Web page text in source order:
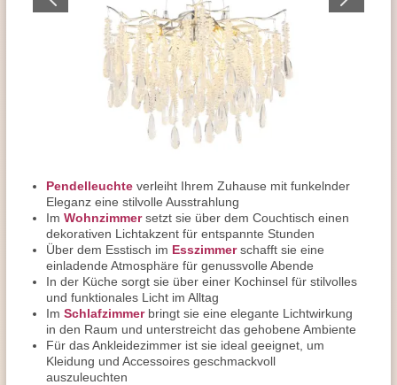
Pendelleuchte verleiht Ihrem Zuhause mit funkelnder
Eleganz eine stilvolle Ausstrahlung
Im Wohnzimmersetzt sie über dem Couchtisch einen
dekorativen Lichtakzent für entspannte Stunden
Über dem Esstisch im Esszimmerschafft sie eine
einladende Atmosphäre für genussvolle Abende
In der Küche sorgt sie über einer Kochinsel für stilvolles
und funktionales Licht im Alltag
Im Schlafzimmerbringt sie eine elegante Lichtwirkung
in den Raum und unterstreicht das gehobene Ambiente
Für das Ankleidezimmer ist sie ideal geeignet, um
Kleidung und Accessoires geschmackvoll
auszuleuchten